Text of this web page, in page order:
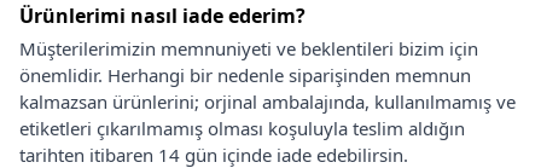
Ürünlerimi nasıl iade ederim?
Müşterilerimizin memnuniyeti ve beklentileri bizim için
önemlidir. Herhangi bir nedenle siparişinden memnun
kalmazsan ürünlerini; orjinal ambalajında, kullanılmamış ve
etiketleri çıkarılmamış olması koşuluyla teslim aldığın
tarihten itibaren 14 gün içinde iade edebilirsin.